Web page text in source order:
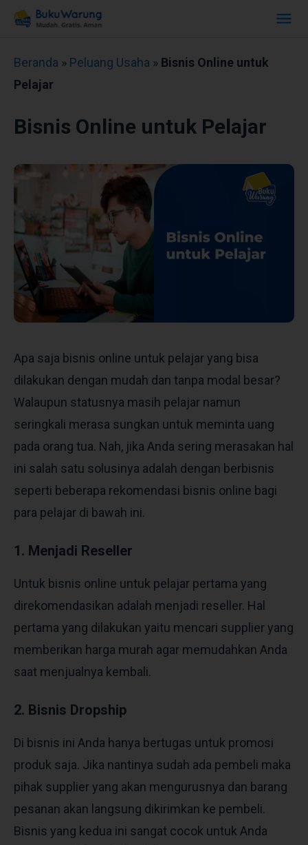
Beranda » Peluang Usaha » Bisnis Online untuk
Pelajar
Bisnis Online untuk Pelajar
Apa saja bisnis online untuk pelajar yang bisa
dilakukan dengan mudah dan tanpa modal besar?
Walaupun statusnya masih pelajar namun
seringkali merasa sungkan untuk meminta uang
pada orang tua. Nah, jika Anda sering merasakan hal
ini salah satu solusinya adalah dengan berbisnis
seperti beberapa rekomendasi bisnis online bagi
para pelajar di bawah ini.
1. Menjadi Reseller
Untuk bisnis online untuk pelajar pertama yang
direkomendasikan adalah menjadi reseller. Hal
pertama yang dilakukan yaitu mencari supplier yang
memberikan harga murah agar memudahkan Anda
saat menjualnya kembali.
2. Bisnis Dropship
Di bisnis ini Anda hanya bertugas untuk promosi
produk saja. Jika nantinya sudah ada pembeli maka
pihak supplier yang akan mengurusnya dan barang
pesanan akan langsung dikirimkan ke pembeli.
Bisnis yang kedua ini sangat cocok untuk Anda